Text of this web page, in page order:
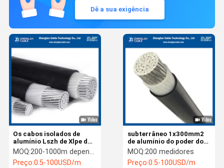
Dê a sua exigência
subterrâneo 1x300mm2
de alumínio do poder do
cabo isolado de 1kv XLPE
MOQ:200 medidores
Preço:0.5-100USD/m
Os cabos isolados de
alumínio Lszh de Xlpe do
poder revestiram
IEC60332-1
MOQ:200-1000m depende do de seção transversal nominal do cabo
Preço:0.5-100USD/m